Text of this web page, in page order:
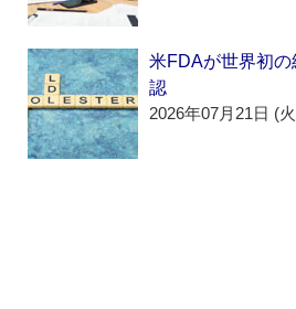
米FDAが世界初
認
2026年07月21日 (